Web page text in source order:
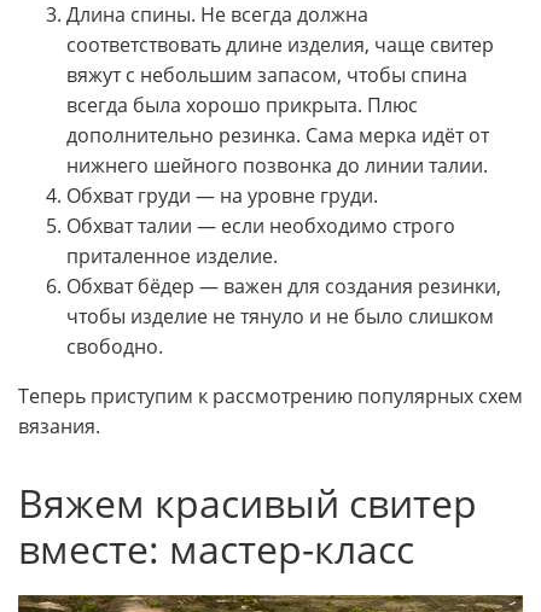
Длина спины. Не всегда должна
соответствовать длине изделия, чаще свитер
вяжут с небольшим запасом, чтобы спина
всегда была хорошо прикрыта. Плюс
дополнительно резинка. Сама мерка идёт от
нижнего шейного позвонка до линии талии.
Обхват груди — на уровне груди.
Обхват талии — если необходимо строго
приталенное изделие.
Обхват бёдер — важен для создания резинки,
чтобы изделие не тянуло и не было слишком
свободно.
Теперь приступим к рассмотрению популярных схем
вязания.
Вяжем красивый свитер
вместе: мастер-класс